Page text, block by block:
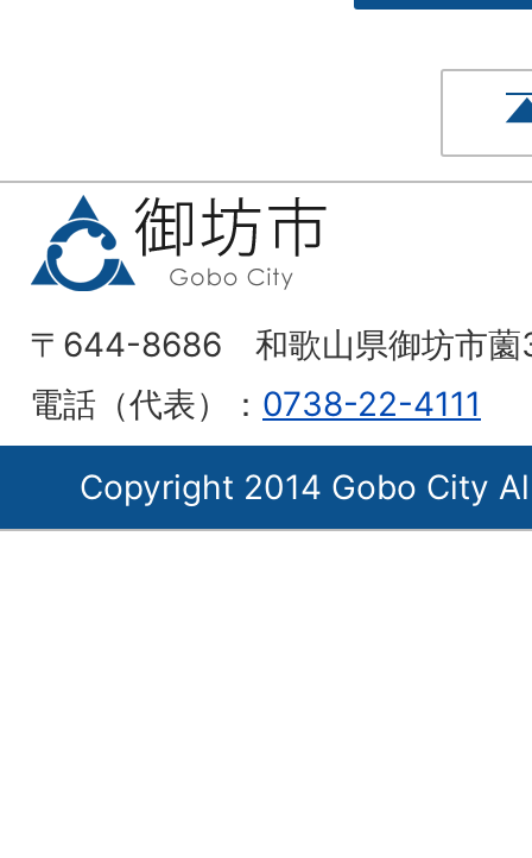
〒644-8686 和歌山県御坊市薗
電話（代表）： 0738-22-4111
Copyright 2014 Gobo City